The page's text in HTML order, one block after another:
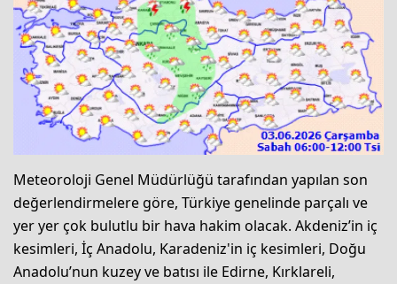
Meteoroloji Genel Müdürlüğü tarafından yapılan son
değerlendirmelere göre, Türkiye genelinde parçalı ve
yer yer çok bulutlu bir hava hakim olacak. Akdeniz’in iç
kesimleri, İç Anadolu, Karadeniz'in iç kesimleri, Doğu
Anadolu’nun kuzey ve batısı ile Edirne, Kırklareli,